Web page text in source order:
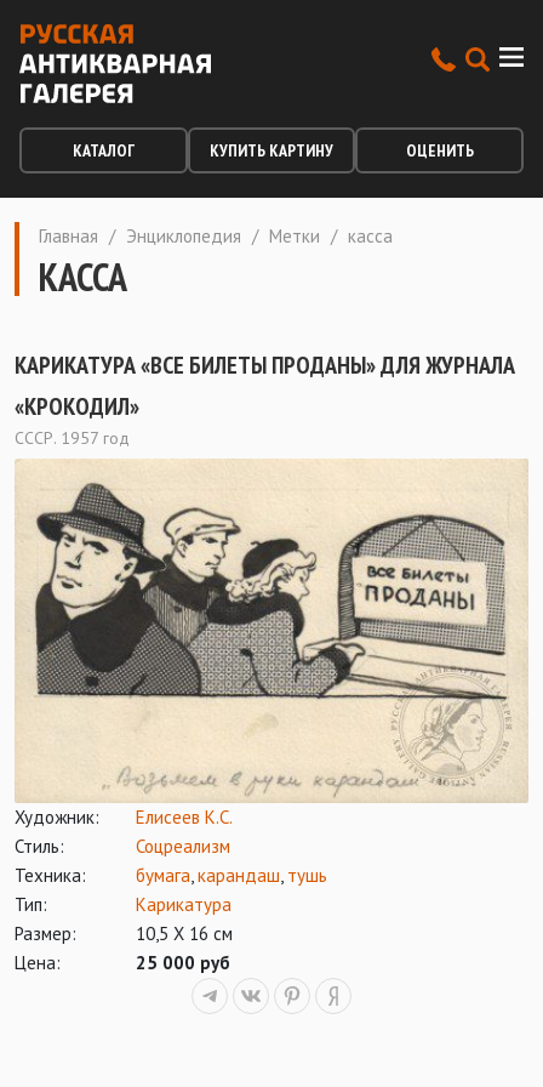
КАТАЛОГ КУПИТЬ КАРТИНУ ОЦЕНИТЬ
Главная / Энциклопедия / Метки / касса
КАССА
КАРИКАТУРА «ВСЕ БИЛЕТЫ ПРОДАНЫ» ДЛЯ ЖУРНАЛА
«КРОКОДИЛ»
СССР. 1957 год
Художник:
Елисеев К.С.
Стиль:
Соцреализм
Техника:
бумага,карандаш, тушь
Тип:
Карикатура
Размер:
10,5 Х 16 см
Цена:
25 000 руб